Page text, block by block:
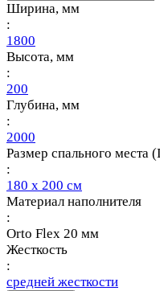
Ширина, мм
:
1800
Высота, мм
:
200
Глубина, мм
:
2000
Размер спального места
:
180 х 200 см
Материал наполнителя
:
Orto Flex 20 мм
Жесткость
:
средней жесткости